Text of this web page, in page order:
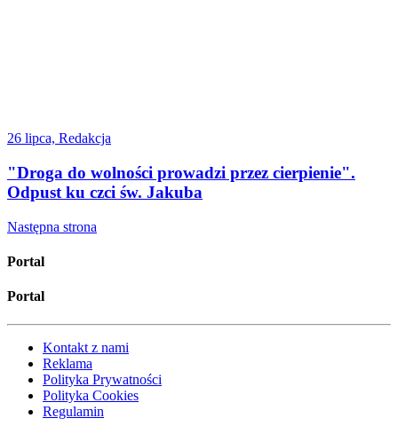
26 lipca, Redakcja
"Droga do wolności prowadzi przez cierpienie".
Odpust ku czci św. Jakuba
Następna strona
Portal
Portal
Kontakt z nami
Reklama
Polityka Prywatności
Polityka Cookies
Regulamin